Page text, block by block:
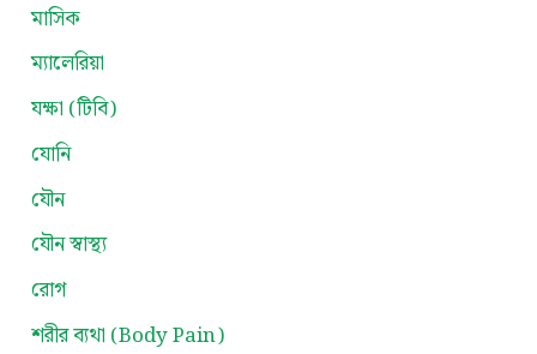
মাসিক
ম্যালেরিয়া
যক্ষা (টিবি)
যোনি
যৌন
যৌন স্বাস্থ্য
রোগ
শরীর ব্যথা (Body Pain)